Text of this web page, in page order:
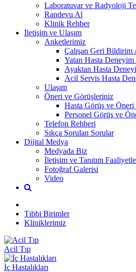
Laboratuvar ve Radyoloji
Randevu Al
Klinik Rehber
İletişim ve Ulaşım
Anketlerimiz
Çalışan Geri Bildirim
Yatan Hasta
Ayaktan Hasta
Acil Servis Hasta
Ulaşım
Öneri ve Görüşleriniz
Hasta Görüş ve Öneri
Personel Görüş ve
Telefon Rehberi
Sıkça Sorulan Sorular
Dijital Medya
Medyada Biz
İletişim ve Tanıtım
Fotoğraf Galerisi
Video
Tıbbi Birimler
Kliniklerimiz
Acil Tıp
İç Hastalıkları